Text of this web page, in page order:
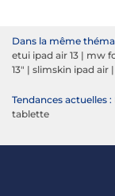
Dans la même
etui ipad air 13 | mw
13" | slimskin ipad air |
Tendances actuelles :
tablette